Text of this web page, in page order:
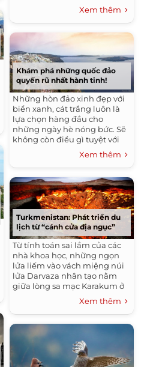
Xem thêm
Khám phá những quốc đảo
quyến rũ nhất hành tinh!
Những hòn đảo xinh đẹp với
biển xanh, cát trắng luôn là
lựa chọn hàng đầu cho
những ngày hè nóng bức. Sẽ
không còn điều gì tuyệt với
hơn nếu một lần trong đời
được ghé thăm những quốc
đảo đẹp nhất thế giới dưới
đây..
Xem thêm
Turkmenistan: Phát triển du
lịch từ “cánh cửa địa ngục”
Từ tính toán sai lầm của các
nhà khoa học, những ngọn
lửa liếm vào vách miệng núi
lửa Darvaza nhân tạo nằm
giữa lòng sa mạc Karakum ở
Turkmenistan vẫn bừng sáng
suốt hàng chục năm qua. Và
giờ đây, "cánh cửa địa ngục"
này đang là một điểm đến
của giới du lịch mạo hiểm.
Xem thêm